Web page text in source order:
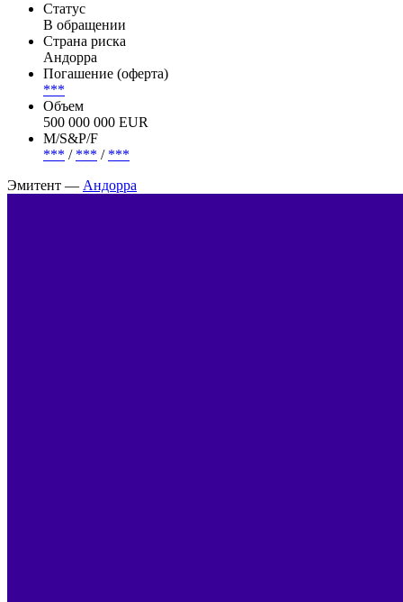
Статус
В обращении
Страна риска
Андорра
Погашение (оферта)
***
Объем
500 000 000 EUR
М/S&P/F
*** / *** / ***
Эмитент — Андорра